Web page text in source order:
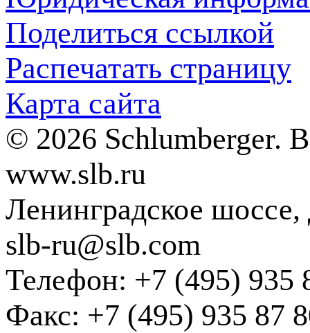
Поделиться ссылкой
Распечатать страницу
Карта сайта
© 2026 Schlumberger.
www.slb.ru
Ленинградское
slb-ru@slb.com
Телефон: +7 (495) 935
Факс: +7 (495) 935 87